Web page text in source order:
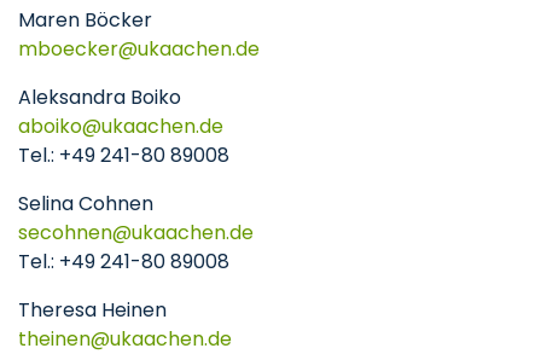
Maren Böcker
mboecker
ukaachende
Aleksandra Boiko
aboiko
ukaachende
Tel.: +49 241-80 89008
Selina Cohnen
secohnen
ukaachende
Tel.: +49 241-80 89008
Theresa Heinen
theinen
ukaachende